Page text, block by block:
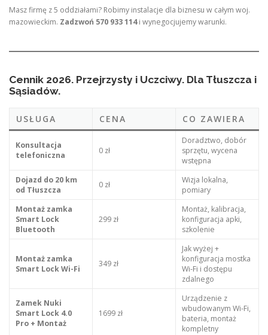
Masz firmę z 5 oddziałami? Robimy instalacje dla biznesu w całym woj.
mazowieckim. Zadzwoń 570 933 114i wynegocjujemy warunki.
Cennik 2026. Przejrzysty i Uczciwy. Dla Tłuszcza i
Sąsiadów.
USŁUGA CENA CO ZAWIERA
Konsultacja
telefoniczna
0 zł
Doradztwo, dobór
sprzętu, wycena
wstępna
Dojazd do 20 km
od Tłuszcza
0 zł
Wizja lokalna,
pomiary
Montaż zamka
Smart Lock
Bluetooth
299 zł
Montaż, kalibracja,
konfiguracja apki,
szkolenie
Montaż zamka
Smart Lock Wi-Fi
349 zł
Jak wyżej +
konfiguracja mostka
Wi-Fi i dostępu
zdalnego
Zamek Nuki
Smart Lock 4.0
Pro + Montaż
1699 zł
Urządzenie z
wbudowanym Wi-Fi,
bateria, montaż
kompletny